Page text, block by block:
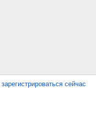
зарегистрироваться сейчас